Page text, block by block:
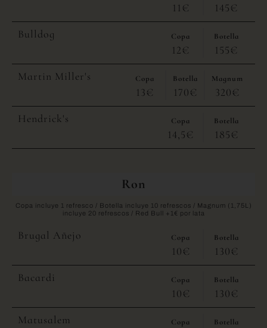
11€
145€
Bulldog
Copa
12€
Botella
155€
Martin Miller's
Copa
13€
Botella
170€
Magnum
320€
Hendrick's
Copa
14,5€
Botella
185€
Ron
Copa incluye 1 refresco / Botella incluye 10 refrescos / Magnum (1,75L)
incluye 20 refrescos / Red Bull +1€ por lata
Brugal Añejo Copa
10€
Botella
130€
Bacardi
Copa
10€
Botella
130€
Matusalem
Copa Botella